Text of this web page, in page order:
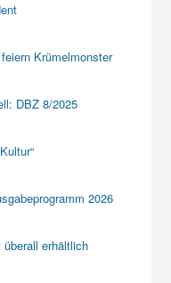
Krümelmonster
DBZ 8/2025
2026
erhältlich